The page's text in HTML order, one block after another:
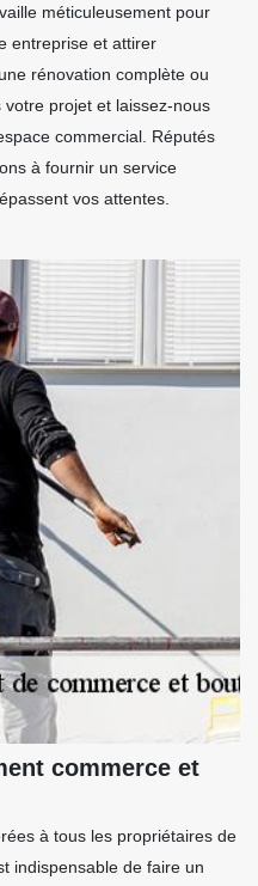
méticuleusement pour
entreprise et attirer
rénovation complète ou
projet et laissez-nous
commercial. Réputés
à fournir un service
vos attentes.
commerce et
à tous les propriétaires de
indispensable de faire un